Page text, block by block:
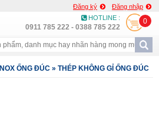
Đăng ký
Đăng nhập
HOTLINE :
0911 785 222 - 0388 785 222
0
INOX ỐNG ĐÚC » THÉP KHÔNG GỈ ỐNG ĐÚC